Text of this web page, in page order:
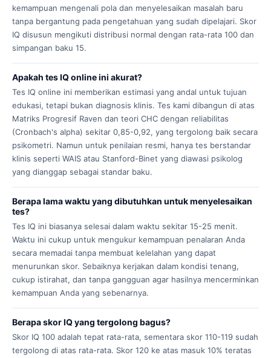
kemampuan mengenali pola dan menyelesaikan masalah baru
tanpa bergantung pada pengetahuan yang sudah dipelajari. Skor
IQ disusun mengikuti distribusi normal dengan rata-rata 100 dan
simpangan baku 15.
Apakah tes IQ online ini akurat?
Tes IQ online ini memberikan estimasi yang andal untuk tujuan
edukasi, tetapi bukan diagnosis klinis. Tes kami dibangun di atas
Matriks Progresif Raven dan teori CHC dengan reliabilitas
(Cronbach's alpha) sekitar 0,85-0,92, yang tergolong baik secara
psikometri. Namun untuk penilaian resmi, hanya tes berstandar
klinis seperti WAIS atau Stanford-Binet yang diawasi psikolog
yang dianggap sebagai standar baku.
Berapa lama waktu yang dibutuhkan untuk menyelesaikan
tes?
Tes IQ ini biasanya selesai dalam waktu sekitar 15-25 menit.
Waktu ini cukup untuk mengukur kemampuan penalaran Anda
secara memadai tanpa membuat kelelahan yang dapat
menurunkan skor. Sebaiknya kerjakan dalam kondisi tenang,
cukup istirahat, dan tanpa gangguan agar hasilnya mencerminkan
kemampuan Anda yang sebenarnya.
Berapa skor IQ yang tergolong bagus?
Skor IQ 100 adalah tepat rata-rata, sementara skor 110-119 sudah
tergolong di atas rata-rata. Skor 120 ke atas masuk 10% teratas